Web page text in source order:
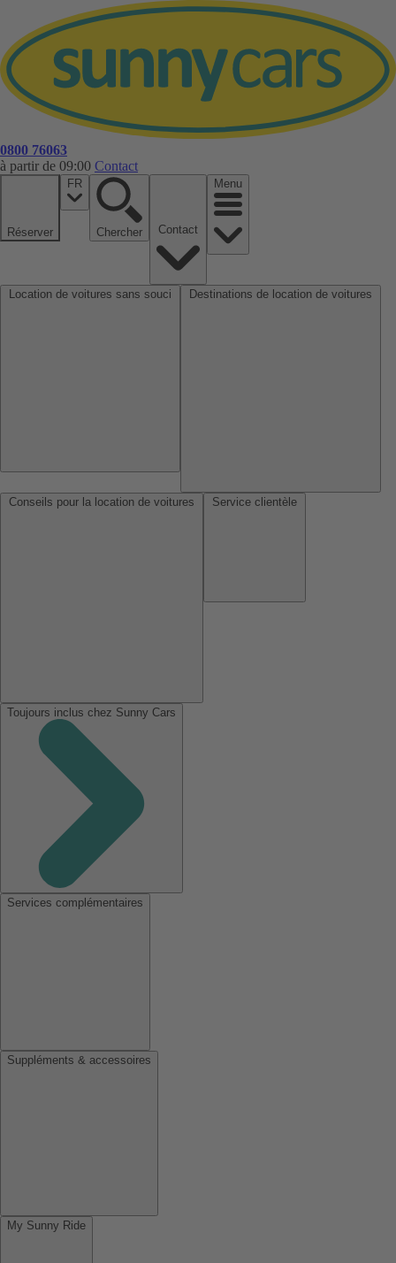
0800 76063
à partir de 09:00 Contact
Réserver
FR
Chercher
Menu
Toujours inclus chez Sunny Cars
Services complémentaires
Suppléments & accessoires
My Sunny Ride